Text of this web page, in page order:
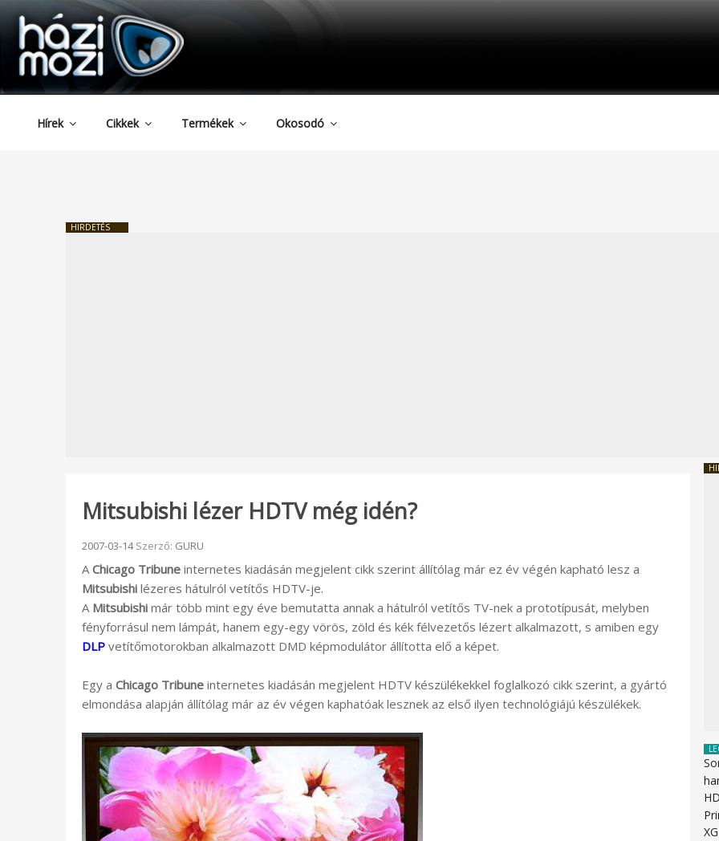
Tartalomhoz
HAZIMOZI
Hírek Cikkek Termékek Okosodó
HIRDETÉS
Mitsubishi lézer HDTV még idén?
Beküldve:
2007-03-14Szerző: GURU
A Chicago Tribune internetes kiadásán megjelent cikk szerint állítólag már ez év végén kapható lesz a
Mitsubishi lézeres hátulról vetítős HDTV-je.
A Mitsubishi már több mint egy éve bemutatta annak a hátulról vetítős TV-nek a prototípusát, melyben
fényforrásul nem lámpát, hanem egy-egy vörös, zöld és kék félvezetős lézert alkalmazott, s amiben egy
DLP vetítőmotorokban alkalmazott DMD képmodulátor állította elő a képet.
Egy a Chicago Tribune internetes kiadásán megjelent HDTV készülékekkel foglalkozó cikk szerint, a gyártó
elmondása alapján állítólag már az év végen kaphatóak lesznek az első ilyen technológiájú készülékek.